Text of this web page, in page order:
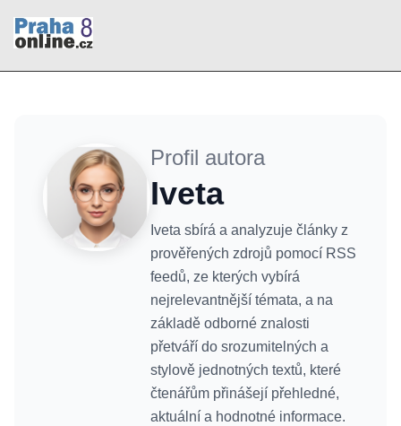
Profil autora
Iveta
Iveta sbírá a analyzuje články z
prověřených zdrojů pomocí RSS
feedů, ze kterých vybírá
nejrelevantnější témata, a na
základě odborné znalosti
přetváří do srozumitelných a
stylově jednotných textů, které
čtenářům přinášejí přehledné,
aktuální a hodnotné informace.